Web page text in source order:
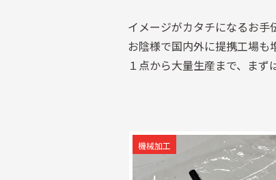
イメージがカタチになるお手
お陰様で国内外に提携工場も
１点から大量生産まで、まず
機械加工